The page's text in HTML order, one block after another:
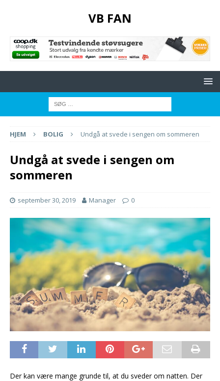
VB FAN
HJEM BOLIG Undgå at svede i sengen om sommeren
Undgå at svede i sengen om
sommeren
september 30, 2019 Manager 0
Der kan være mange grunde til, at du sveder om natten. Der